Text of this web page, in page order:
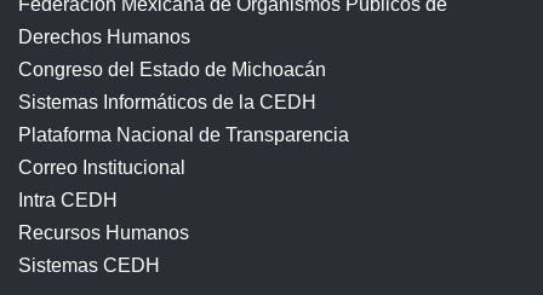
Federación Mexicana de Organismos Públicos de
Derechos Humanos
Congreso del Estado de Michoacán
Sistemas Informáticos de la CEDH
Plataforma Nacional de Transparencia
Correo Institucional
Intra CEDH
Recursos Humanos
Sistemas CEDH